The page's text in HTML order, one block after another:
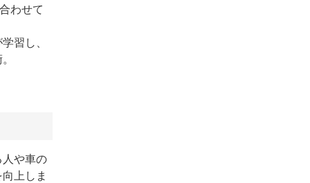
わせて
習し、
人や車の
上しま